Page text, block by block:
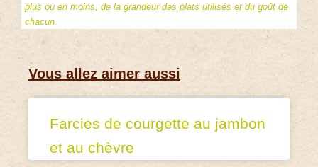
plus ou en moins, de la grandeur des plats utilisés et du goût de
chacun.
Vous allez aimer aussi
Farcies de courgette au jambon
et au chèvre